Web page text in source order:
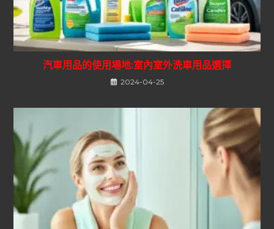
汽車用品的使用場地:室內室外洗車用品選擇
2024-04-25